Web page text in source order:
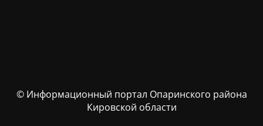
© Информационный портал Опаринского района
Кировской области